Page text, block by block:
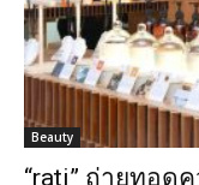
Beauty
“rati” ถ่ายทอ